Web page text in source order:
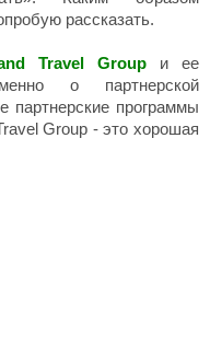
рассказать.
Travel Groupи ее
о партнерской
программы
Group - это хорошая